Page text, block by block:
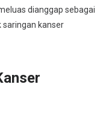
dianggap sebagai
saringan kanser